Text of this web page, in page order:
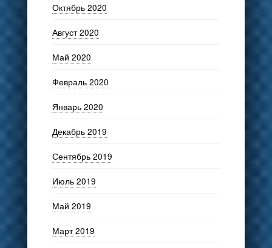
Октябрь 2020
Август 2020
Май 2020
Февраль 2020
Январь 2020
Декабрь 2019
Сентябрь 2019
Июль 2019
Май 2019
Март 2019